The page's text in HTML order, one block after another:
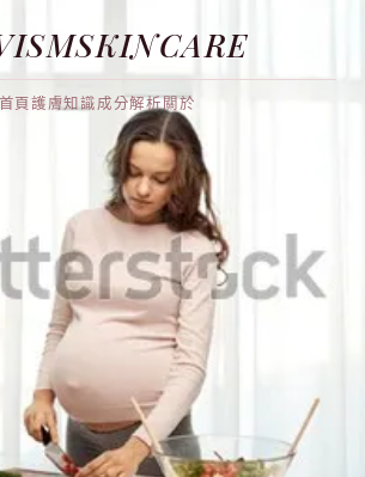
首頁護膚知識成分解析關於